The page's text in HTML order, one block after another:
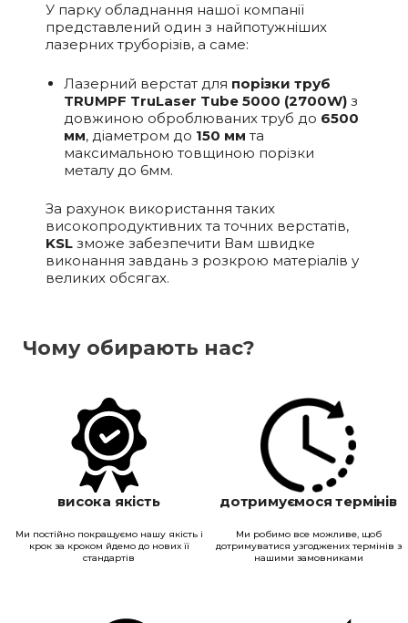
У парку обладнання нашої компанії
представлений один з найпотужніших
лазерних труборізів, а саме:
Лазерний верстат для порізки труб
TRUMPF TruLaser Tube 5000 (2700W) з
довжиною оброблюваних труб до 6500
мм, діаметром до 150 мм та
максимальною товщиною порізки
металу до 6мм.
За рахунок використання таких
високопродуктивних та точних верстатів,
KSL зможе забезпечити Вам швидке
виконання завдань з розкрою матеріалів у
великих обсягах.
Чому обирають нас?
висока якість
Ми постійно покращуємо нашу якість і
крок за кроком йдемо до нових її
стандартів
дотримуємося термінів
Ми робимо все можливе, щоб
дотримуватися узгоджених термінів з
нашими замовниками